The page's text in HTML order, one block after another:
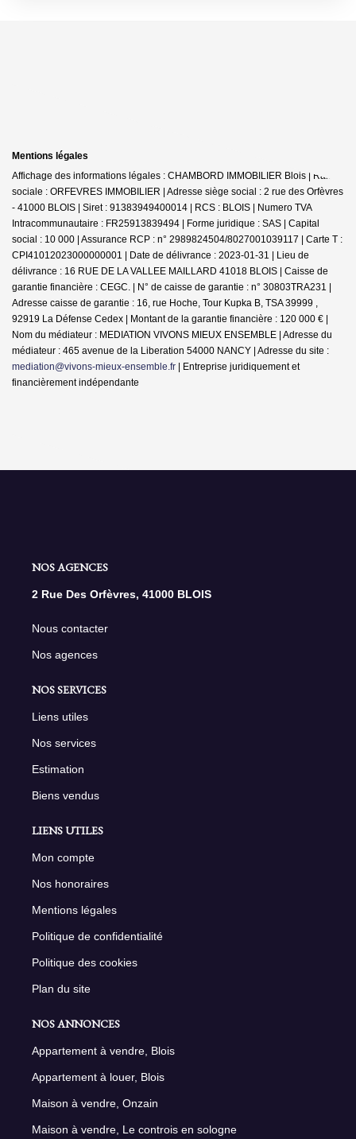
Mentions légales
Affichage des informations légales : CHAMBORD IMMOBILIER Blois | Raison
sociale : ORFEVRES IMMOBILIER | Adresse siège social : 2 rue des Orfèvres
- 41000 BLOIS | Siret : 91383949400014 | RCS : BLOIS | Numero TVA
Intracommunautaire : FR25913839494 | Forme juridique : SAS | Capital
social : 10 000 | Assurance RCP : n° 2989824504/8027001039117 | Carte T :
CPI41012023000000001 | Date de délivrance : 2023-01-31 | Lieu de
délivrance : 16 RUE DE LA VALLEE MAILLARD 41018 BLOIS | Caisse de
garantie financière : CEGC. | N° de caisse de garantie : n° 30803TRA231 |
Adresse caisse de garantie : 16, rue Hoche, Tour Kupka B, TSA 39999 ,
92919 La Défense Cedex | Montant de la garantie financière : 120 000 € |
Nom du médiateur : MEDIATION VIVONS MIEUX ENSEMBLE | Adresse du
médiateur : 465 avenue de la Liberation 54000 NANCY | Adresse du site :
mediation@vivons-mieux-ensemble.fr | Entreprise juridiquement et
financièrement indépendante
NOS AGENCES
2 Rue Des Orfèvres, 41000 BLOIS
Nous contacter
Nos agences
NOS SERVICES
Liens utiles
Nos services
Estimation
Biens vendus
LIENS UTILES
Mon compte
Nos honoraires
Mentions légales
Politique de confidentialité
Politique des cookies
Plan du site
NOS ANNONCES
Appartement à vendre, Blois
Appartement à louer, Blois
Maison à vendre, Onzain
Maison à vendre, Le controis en sologne